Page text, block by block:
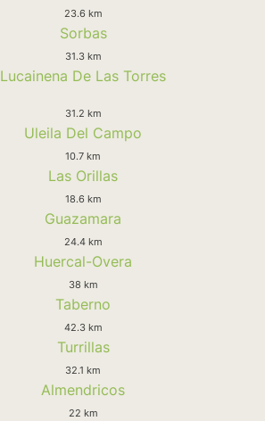
23.6 km
Sorbas
31.3 km
Lucainena De Las Torres
31.2 km
Uleila Del Campo
10.7 km
Las Orillas
18.6 km
Guazamara
24.4 km
Huercal-Overa
38 km
Taberno
42.3 km
Turrillas
32.1 km
Almendricos
22 km